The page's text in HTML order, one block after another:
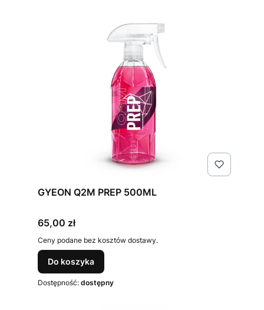
GYEON Q2M PREP 500ML
Cena
65,00 zł
Ceny podane bez kosztów dostawy.
Do koszyka
Dostępność: dostępny